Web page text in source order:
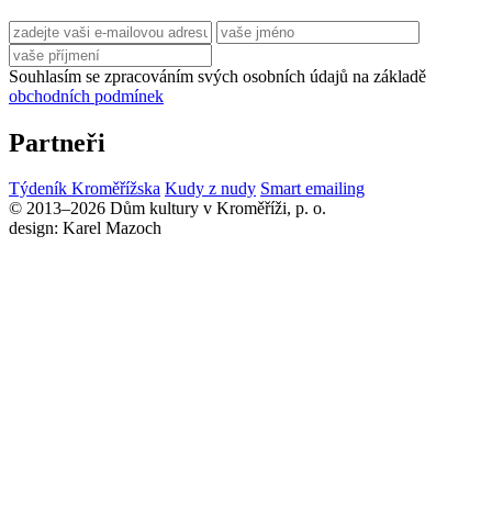
Souhlasím se zpracováním svých osobních údajů na základě
obchodních podmínek
Partneři
Týdeník Kroměřížska Kudy z nudy Smart emailing
© 2013–2026 Dům kultury v Kroměříži, p. o.
design: Karel Mazoch